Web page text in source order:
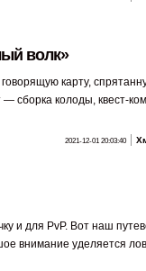
волк»
карту,
сборка колоды, квест-
2021-12-01 20:03:40
и для PvP. Вот наш
внимание уделяется